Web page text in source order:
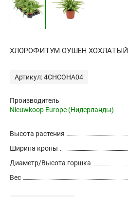
ХЛОРОФИТУМ ОУШЕН ХОХЛАТЫЙ
Артикул: 4CHCOHA04
Производитель
Nieuwkoop Europe (Нидерланды)
Высота растения
Ширина кроны
Диаметр/Высота горшка
Вес